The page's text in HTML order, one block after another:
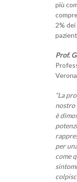
più
2%
Prof.
“La
nostro
è
per
come